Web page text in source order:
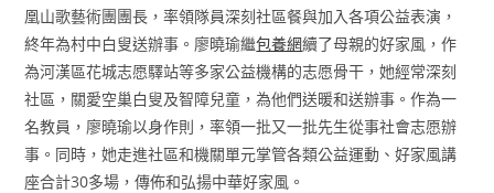
凰山歌藝術團團長，率領隊員深刻社區餐與加入各項公益表演，
終年為村中白叟送辦事。廖曉瑜繼包養網續了母親的好家風，作
為河漢區花城志愿驛站等多家公益機構的志愿骨干，她經常深刻
社區，關愛空巢白叟及智障兒童，為他們送暖和送辦事。作為一
名教員，廖曉瑜以身作則，率領一批又一批先生從事社會志愿辦
事。同時，她走進社區和機關單元掌管各類公益運動、好家風講
座合計30多場，傳佈和弘揚中華好家風。